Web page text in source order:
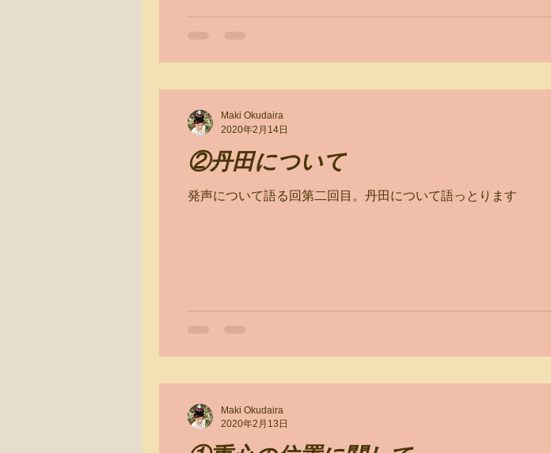
②丹田について
発声について語る回第二回目。丹田について語っとります
Maki Okudaira
2020年2月14日
Maki Okudaira
2020年2月13日